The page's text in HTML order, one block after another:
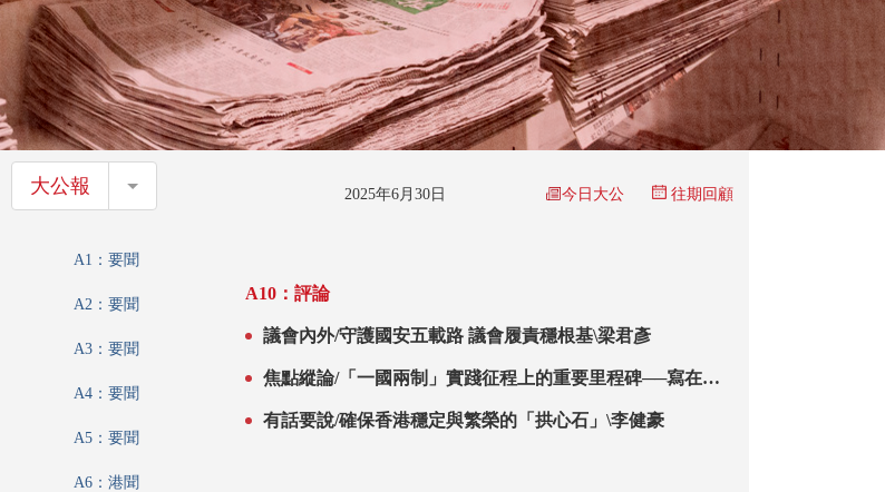
大公報 大公報 2025年6月30日 今日大公 往期回顧
A1：要聞
A2：要聞
A3：要聞
A4：要聞
A5：要聞
A6：港聞
A10：評論
議會內外/守護國安五載路 議會履責穩根基\梁君彥
焦點縱論/「一國兩制」實踐征程上的重要里程碑──寫在香
有話要說/確保香港穩定與繁榮的「拱心石」\李健豪